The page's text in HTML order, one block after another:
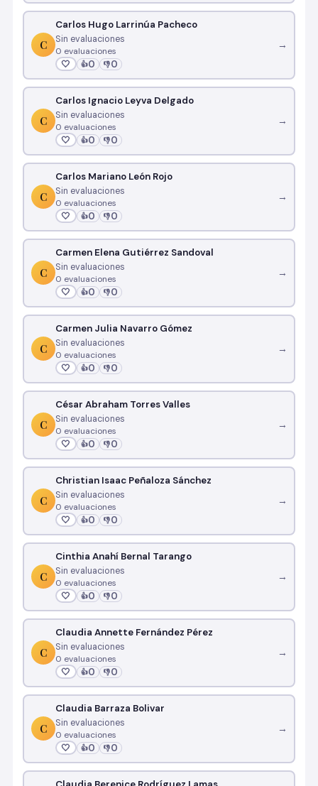
C
Carlos Hugo Larrinúa Pacheco
Sin evaluaciones
0 evaluaciones
🤍 👍0 👎0
→
C
Carlos Ignacio Leyva Delgado
Sin evaluaciones
0 evaluaciones
🤍 👍0 👎0
→
C
Carlos Mariano León Rojo
Sin evaluaciones
0 evaluaciones
🤍 👍0 👎0
→
C
Carmen Elena Gutiérrez Sandoval
Sin evaluaciones
0 evaluaciones
🤍 👍0 👎0
→
C
Carmen Julia Navarro Gómez
Sin evaluaciones
0 evaluaciones
🤍 👍0 👎0
→
C
César Abraham Torres Valles
Sin evaluaciones
0 evaluaciones
🤍 👍0 👎0
→
C
Christian Isaac Peñaloza Sánchez
Sin evaluaciones
0 evaluaciones
🤍 👍0 👎0
→
C
Cinthia Anahí Bernal Tarango
Sin evaluaciones
0 evaluaciones
🤍 👍0 👎0
→
C
Claudia Annette Fernández Pérez
Sin evaluaciones
0 evaluaciones
🤍 👍0 👎0
→
C
Claudia Barraza Bolivar
Sin evaluaciones
0 evaluaciones
🤍 👍0 👎0
→